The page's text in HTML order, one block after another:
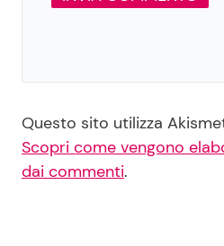
Questo sito utilizza
Scopri come vengono
dai commenti.